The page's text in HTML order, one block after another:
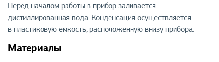
Перед началом работы в прибор заливается
дистиллированная вода. Конденсация осуществляется
в пластиковую ёмкость, расположенную внизу прибора.
Материалы